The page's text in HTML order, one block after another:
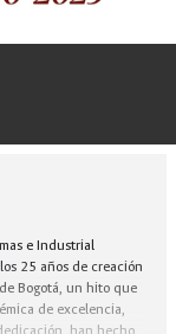
e Industrial
25 años de creación
Bogotá, un hito que
de excelencia,